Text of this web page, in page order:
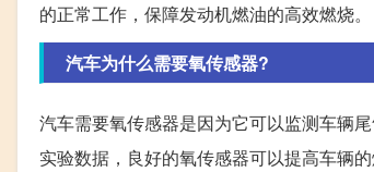
的正常工作，保障发动机燃油的高效燃烧。
汽车为什么需要氧传感器?
汽车需要氧传感器是因为它可以监测车辆
实验数据，良好的氧传感器可以提高车辆